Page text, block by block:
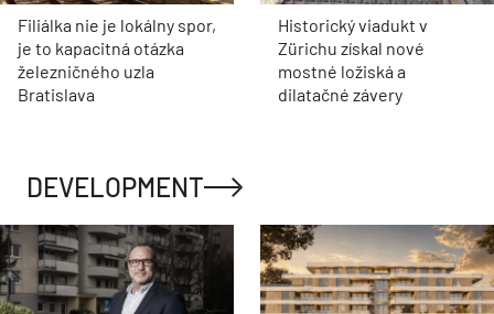
Filiálka nie je lokálny spor,
je to kapacitná otázka
železničného uzla
Bratislava
Historický viadukt v
Zürichu získal nové
mostné ložiská a
dilatačné závery
DEVELOPMENT